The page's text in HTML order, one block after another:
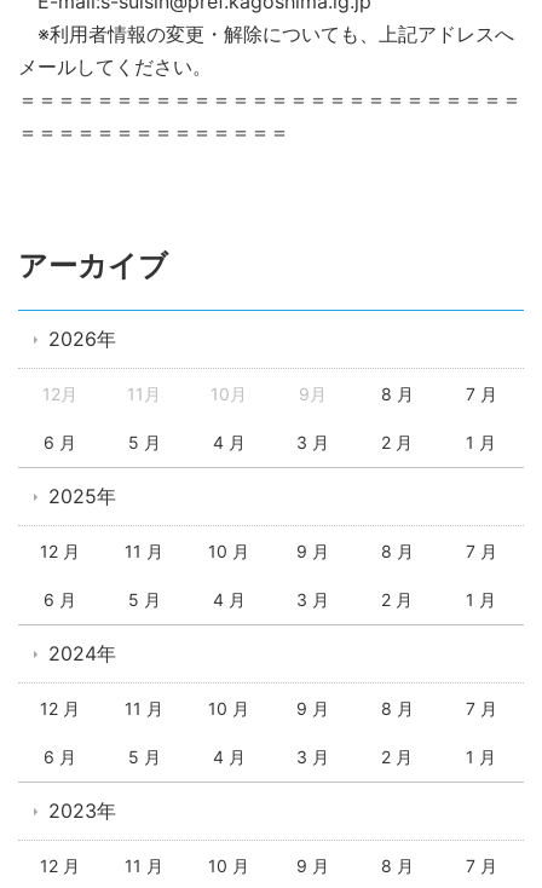
※利用者情報の変更・解除についても、上記アドレスへ
メールしてください。
＝＝＝＝＝＝＝＝＝＝＝＝＝＝＝＝＝＝＝＝＝＝＝＝＝＝
＝＝＝＝＝＝＝＝＝＝＝＝＝＝
アーカイブ
2026年
12月 11月 10月 9月 8 月 7 月
6 月 5 月 4 月 3 月 2 月 1 月
2025年
12 月 11 月 10 月 9 月 8 月 7 月
6 月 5 月 4 月 3 月 2 月 1 月
2024年
12 月 11 月 10 月 9 月 8 月 7 月
6 月 5 月 4 月 3 月 2 月 1 月
2023年
12 月 11 月 10 月 9 月 8 月 7 月